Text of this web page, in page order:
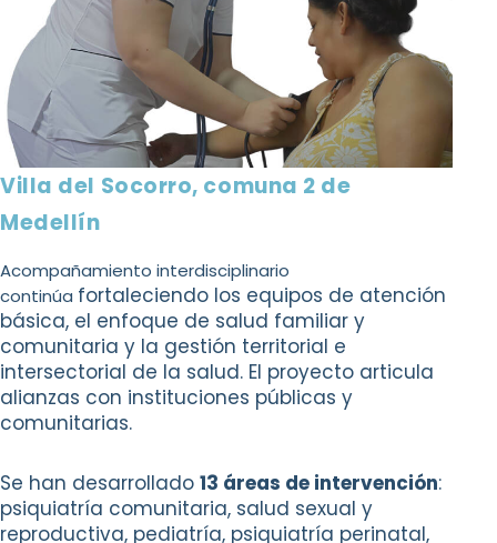
Villa del Socorro, comuna 2 de
Medellín
Acompañamiento interdisciplinario
continúa fortaleciendo los equipos de atención
básica, el enfoque de salud familiar y
comunitaria y la gestión territorial e
intersectorial de la salud. El proyecto articula
alianzas con instituciones públicas y
comunitarias.
Se han desarrollado 13 áreas de intervención:
psiquiatría comunitaria, salud sexual y
reproductiva, pediatría, psiquiatría perinatal,